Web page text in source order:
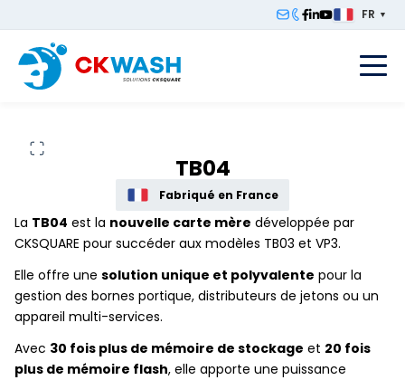
FR ▼
TB04
Fabriqué en France
La TB04 est la nouvelle carte mère développée par
CKSQUARE pour succéder aux modèles TB03 et VP3.
Elle offre une solution unique et polyvalente pour la
gestion des bornes portique, distributeurs de jetons ou un
appareil multi-services.
Avec 30 fois plus de mémoire de stockage et 20 fois
plus de mémoire flash, elle apporte une puissance